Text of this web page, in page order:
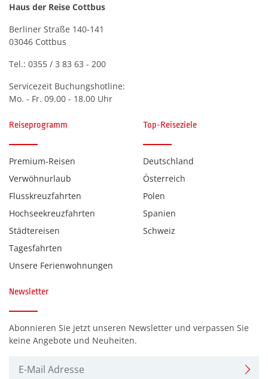
Haus der Reise Cottbus
Berliner Straße 140-141
03046 Cottbus
Tel.: 0355 / 3 83 63 - 200
Servicezeit Buchungshotline:
Mo. - Fr. 09.00 - 18.00 Uhr
Reiseprogramm
Premium-Reisen
Verwöhnurlaub
Flusskreuzfahrten
Hochseekreuzfahrten
Städtereisen
Tagesfahrten
Unsere Ferienwohnungen
Top-Reiseziele
Deutschland
Österreich
Polen
Spanien
Schweiz
Newsletter
Abonnieren Sie jetzt unseren Newsletter und verpassen Sie
keine Angebote und Neuheiten.